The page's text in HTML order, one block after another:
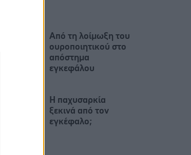
Από τη λοίμωξη του
ουροποιητικού στο
απόστημα
εγκεφάλου
Η παχυσαρκία
ξεκινά από τον
εγκέφαλο;